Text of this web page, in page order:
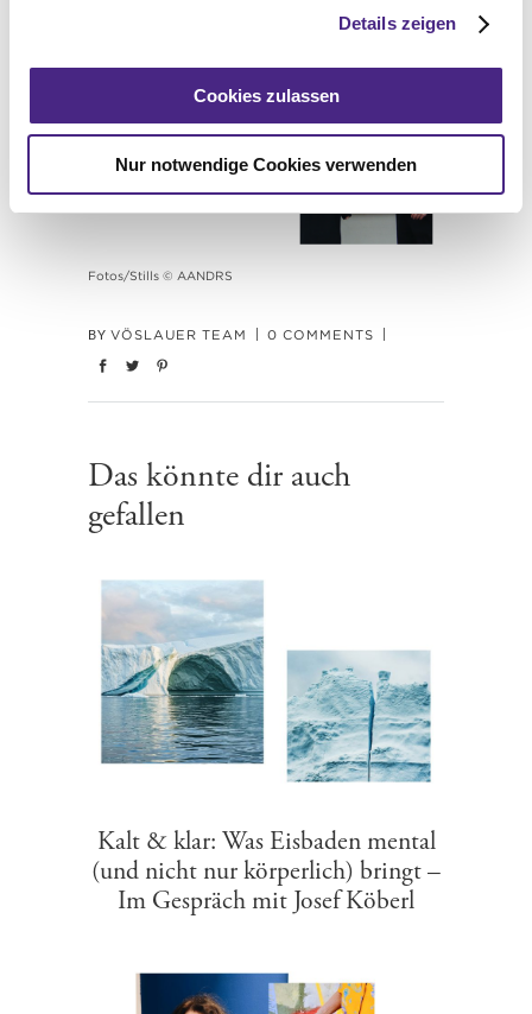
Details zeigen
Cookies zulassen
Nur notwendige Cookies verwenden
Fotos/Stills © AANDRS
BY VÖSLAUER TEAM 0 COMMENTS
Das könnte dir auch
gefallen
Kalt & klar: Was Eisbaden mental
(und nicht nur körperlich) bringt –
Im Gespräch mit Josef Köberl